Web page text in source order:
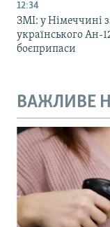
12:34
ЗМІ: у Німеччині
українського Ан-
боєприпаси
ВАЖЛИВЕ